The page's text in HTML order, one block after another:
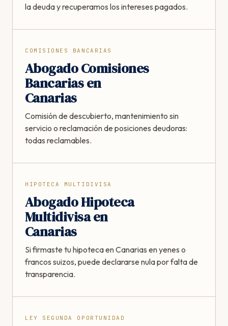
la deuda y recuperamos los intereses pagados.
COMISIONES BANCARIAS
Abogado Comisiones
Bancarias en
Canarias
Comisión de descubierto, mantenimiento sin
servicio o reclamación de posiciones deudoras:
todas reclamables.
HIPOTECA MULTIDIVISA
Abogado Hipoteca
Multidivisa en
Canarias
Si firmaste tu hipoteca en Canarias en yenes o
francos suizos, puede declararse nula por falta de
transparencia.
LEY SEGUNDA OPORTUNIDAD